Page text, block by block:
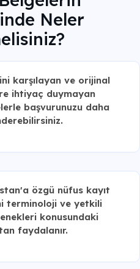
Neler
karşılayan ve orijinal
ihtiyaç duymayan
başvurunuzu daha
özgü nüfus kayıt
terminoloji ve yetkili
konusundaki
faydalanır.